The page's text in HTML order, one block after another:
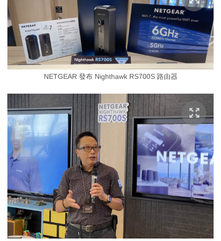
NETGEAR 發布 Nighthawk RS700S 路由器